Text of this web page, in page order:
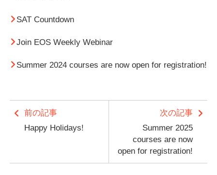
SAT Countdown
Join EOS Weekly Webinar
Summer 2024 courses are now open for registration!
前の記事
Happy Holidays!
次の記事
Summer 2025
courses are now
open for registration!